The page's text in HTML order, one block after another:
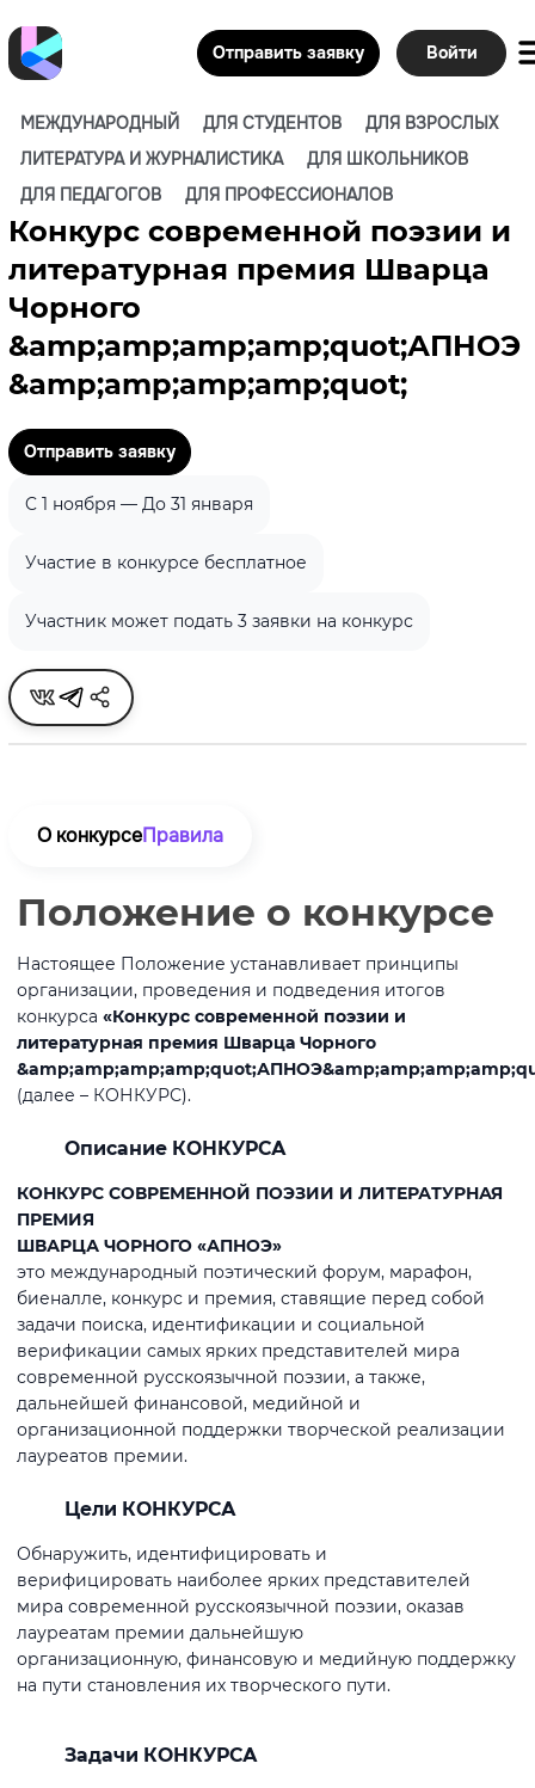
Отправить заявку Войти
МЕЖДУНАРОДНЫЙ ДЛЯ СТУДЕНТОВ
ДЛЯ ВЗРОСЛЫХ
ЛИТЕРАТУРА И ЖУРНАЛИСТИКА
ДЛЯ ШКОЛЬНИКОВ
ДЛЯ ПЕДАГОГОВ
ДЛЯ ПРОФЕССИОНАЛОВ
Конкурс современной поэзии и
литературная премия Шварца
Чорного
&amp;amp;amp;amp;quot;АПНОЭ
&amp;amp;amp;amp;quot;
Отправить заявку
C 1 ноября — До 31 января
Участие в конкурсе бесплатное
Участник может подать 3 заявки на конкурс
О конкурсеПравила
Положение о конкурсе
Настоящее Положение устанавливает принципы
организации, проведения и подведения итогов
конкурса «Конкурс современной поэзии и
литературная премия Шварца Чорного
(далее – КОНКУРС).
Описание КОНКУРСА
КОНКУРС СОВРЕМЕННОЙ ПОЭЗИИ И ЛИТЕРАТУРНАЯ
ПРЕМИЯ
ШВАРЦА ЧОРНОГО «АПНОЭ»
это международный поэтический форум, марафон,
биеналле, конкурс и премия, ставящие перед собой
задачи поиска, идентификации и социальной
верификации самых ярких представителей мира
современной русскоязычной поэзии, а также,
дальнейшей финансовой, медийной и
организационной поддержки творческой реализации
лауреатов премии.
Цели КОНКУРСА
Обнаружить, идентифицировать и
верифицировать наиболее ярких представителей
мира современной русскоязычной поэзии, оказав
лауреатам премии дальнейшую
организационную, финансовую и медийную поддержку
на пути становления их творческого пути.
Задачи КОНКУРСА